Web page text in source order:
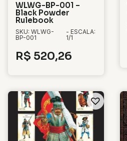
WLWG-BP-001 –
Black Powder
Rulebook
SKU: WLWG-
BP-001
- ESCALA:
1/1
R$ 520,26